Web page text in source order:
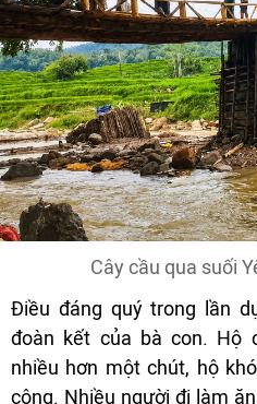
Cây cầu qua suối
Điều đáng quý trong lần
đoàn kết của bà con. Hộ
nhiều hơn một chút, hộ
công. Nhiều người đi làm